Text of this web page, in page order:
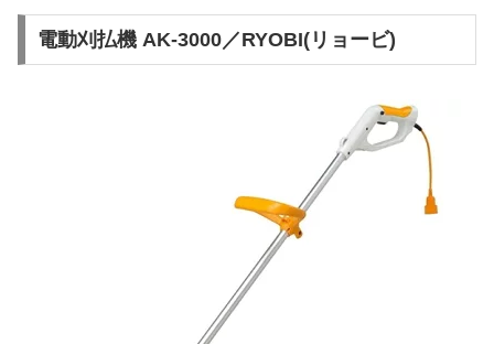
電動刈払機 AK-3000／RYOBI(リョービ)